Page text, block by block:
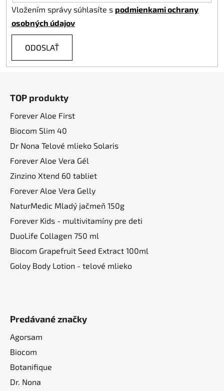
Vložením správy súhlasíte s podmienkami ochrany
osobných údajov
ODOSLAŤ
TOP produkty
Forever Aloe First
Biocom Slim 40
Dr Nona Telové mlieko Solaris
Forever Aloe Vera Gél
Zinzino Xtend 60 tabliet
Forever Aloe Vera Gelly
NaturMedic Mladý jačmeň 150g
Forever Kids - multivitamíny pre deti
DuoLife Collagen 750 ml
Biocom Grapefruit Seed Extract 100ml
Goloy Body Lotion - telové mlieko
Predávané značky
Agorsam
Biocom
Botanifique
Dr. Nona